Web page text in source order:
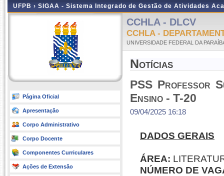
UFPB › SIGAA - Sistema Integrado de Gestão de Atividades
Página Oficial
Apresentação
Corpo Administrativo
Corpo Docente
Componentes Curriculares
Ações de Extensão
CCHLA - DLCV
CCHLA -
UNIVERSIDADE FEDERAL DA
Notícias
PSS Professor
Ensino - T-20
09/04/2025 16:18
DADOS GERAIS
ÁREA:
NÚMERO DE